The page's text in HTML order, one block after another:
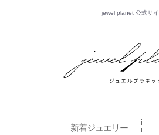
jewel planet 公式サ
jewel
新着ジュエリー